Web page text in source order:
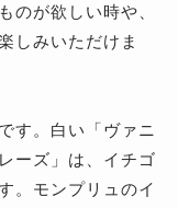
のが欲しい時や、
しみいただけま
す。白い「ヴァニ
ーズ」は、イチゴ
。モンプリュのイ